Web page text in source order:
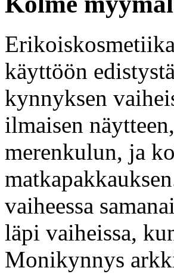
käyttöön
kynnyksen
ilmaisen
merenkulun, ja
vaiheessa
läpi vaiheissa,
Monikynnys